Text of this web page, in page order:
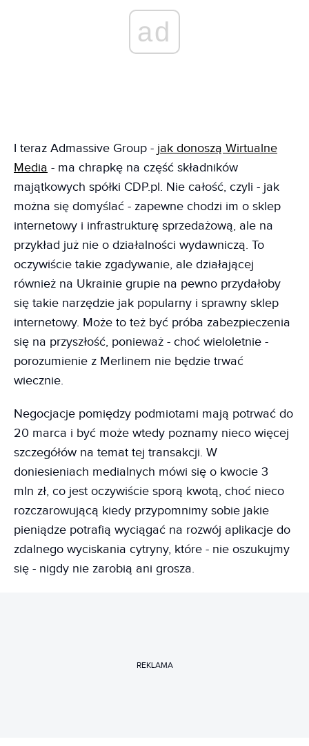
ad
I teraz Admassive Group - jak donoszą Wirtualne
Media - ma chrapkę na część składników
majątkowych spółki CDP.pl. Nie całość, czyli - jak
można się domyślać - zapewne chodzi im o sklep
internetowy i infrastrukturę sprzedażową, ale na
przykład już nie o działalności wydawniczą. To
oczywiście takie zgadywanie, ale działającej
również na Ukrainie grupie na pewno przydałoby
się takie narzędzie jak popularny i sprawny sklep
internetowy. Może to też być próba zabezpieczenia
się na przyszłość, ponieważ - choć wieloletnie -
porozumienie z Merlinem nie będzie trwać
wiecznie.
Negocjacje pomiędzy podmiotami mają potrwać do
20 marca i być może wtedy poznamy nieco więcej
szczegółów na temat tej transakcji. W
doniesieniach medialnych mówi się o kwocie 3
mln zł, co jest oczywiście sporą kwotą, choć nieco
rozczarowującą kiedy przypomnimy sobie jakie
pieniądze potrafią wyciągać na rozwój aplikacje do
zdalnego wyciskania cytryny, które - nie oszukujmy
się - nigdy nie zarobią ani grosza.
REKLAMA